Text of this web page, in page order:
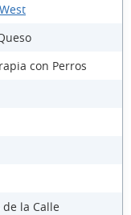
con Perros
la Calle